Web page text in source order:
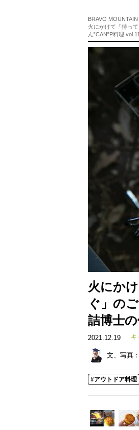
BRAVO MOUNTAIN
火にかけて「待っ
ん”CAN”P料理 vol.11
火にか
ぐ」の
詰博士
2021.12.19 キ
文、写真：
#アウトドア料理